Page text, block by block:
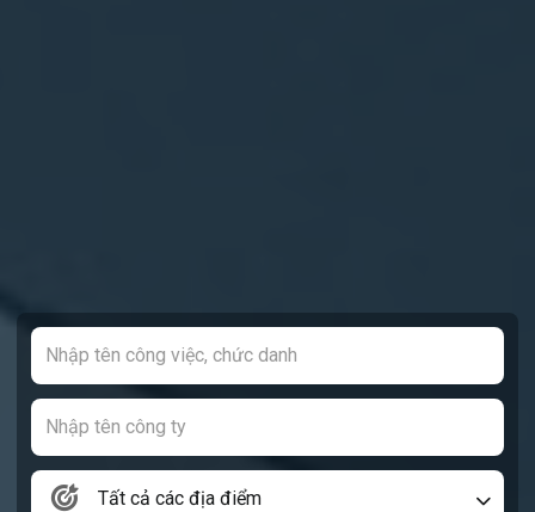
Tất cả các địa điểm